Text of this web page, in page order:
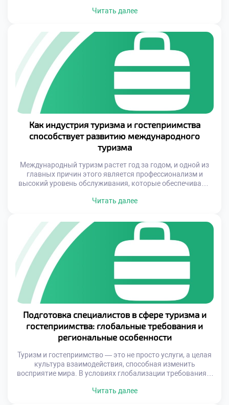
в роли организаторов, блогеров, гидов и даже
классические экскурсии, но и необычные приключения,
экологически ответственные туры и цифровые
платформы для общения между туристами. […]
Читать далее
Как индустрия туризма и гостеприимства
способствует развитию международного
туризма
Международный туризм растет год за годом, и одной из
главных причин этого является профессионализм и
высокий уровень обслуживания, которые обеспечивают
гостиницы, транспортные системы, экскурсионные
формирует целостное впечатление о поездке и делает её
незабываемой. Именно поэтому всё больше людей
решаются на поездки в другие страны, […]
Читать далее
Подготовка специалистов в сфере туризма и
гостеприимства: глобальные требования и
региональные особенности
Туризм и гостеприимство — это не просто услуги, а целая
культура взаимодействия, способная изменить
восприятие мира. В условиях глобализации требования к
эволюционируют, что ставит перед образовательными
Читать далее